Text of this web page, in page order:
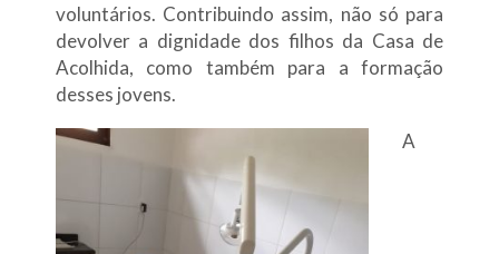
voluntários. Contribuindo assim, não só para
devolver a dignidade dos filhos da Casa de
Acolhida, como também para a formação
desses jovens.
A